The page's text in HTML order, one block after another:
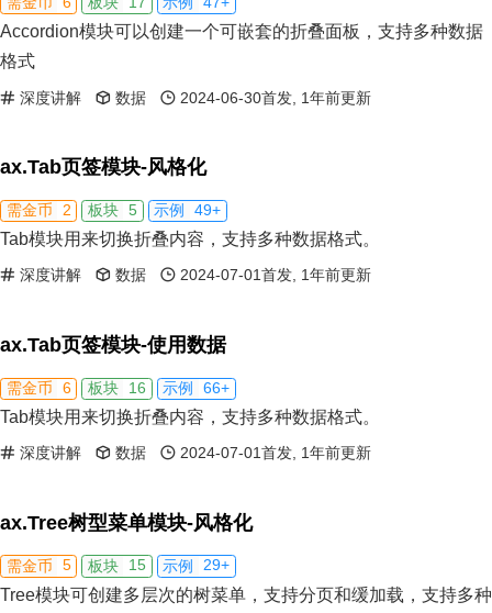
Accordion模块可以创建一个可嵌套的折叠面板，支持多种数据
格式
深度讲解 数据 2024-06-30首发, 1年前更新
ax.Tab页签模块-风格化
需金币 2 板块 5 示例 49+
Tab模块用来切换折叠内容，支持多种数据格式。
深度讲解 数据 2024-07-01首发, 1年前更新
ax.Tab页签模块-使用数据
需金币 6 板块 16 示例 66+
Tab模块用来切换折叠内容，支持多种数据格式。
深度讲解 数据 2024-07-01首发, 1年前更新
ax.Tree树型菜单模块-风格化
需金币 5 板块 15 示例 29+
Tree模块可创建多层次的树菜单，支持分页和缓加载，支持多种